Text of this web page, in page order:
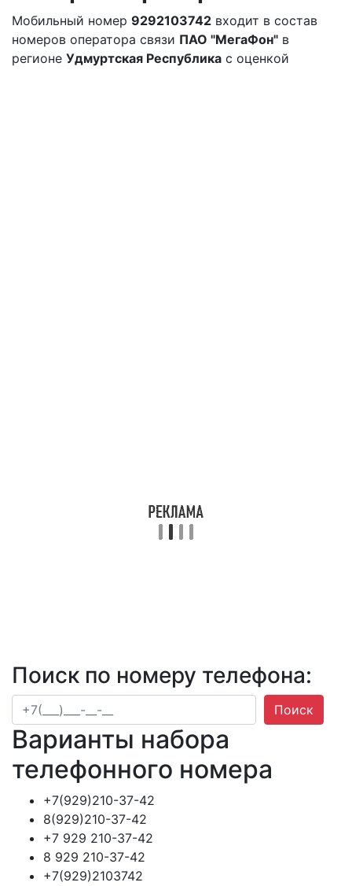
Мобильный номер 9292103742 входит в состав
номеров оператора связи ПАО "МегаФон" в
регионе Удмуртская Республика с оценкой
Поиск по номеру телефона:
Поиск
Варианты набора
телефонного номера
+7(929)210-37-42
8(929)210-37-42
+7 929 210-37-42
8 929 210-37-42
+7(929)2103742